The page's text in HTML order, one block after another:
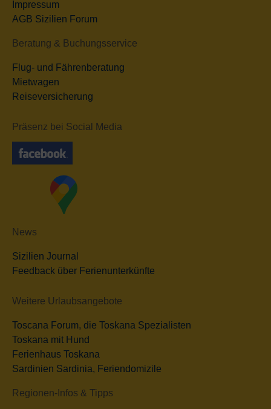
Impressum
AGB Sizilien Forum
Beratung & Buchungsservice
Flug- und Fährenberatung
Mietwagen
Reiseversicherung
Präsenz bei Social Media
News
Sizilien Journal
Feedback über Ferienunterkünfte
Weitere Urlaubsangebote
Toscana Forum, die Toskana Spezialisten
Toskana mit Hund
Ferienhaus Toskana
Sardinien Sardinia, Feriendomizile
Regionen-Infos & Tipps